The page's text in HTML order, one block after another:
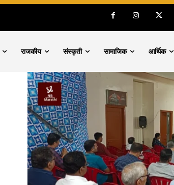
राजकीय संस्कृती सामाजिक आर्थिक